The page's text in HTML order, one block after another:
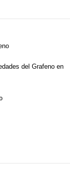
del Grafeno en